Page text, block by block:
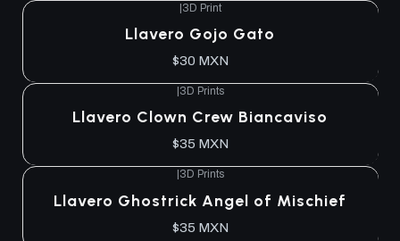
|3D Print
Llavero Gojo Gato
$30 MXN
3D Prints
Llavero Clown Crew Biancaviso
$35 MXN
3D Prints
Llavero Ghostrick Angel of Mischief
$35 MXN